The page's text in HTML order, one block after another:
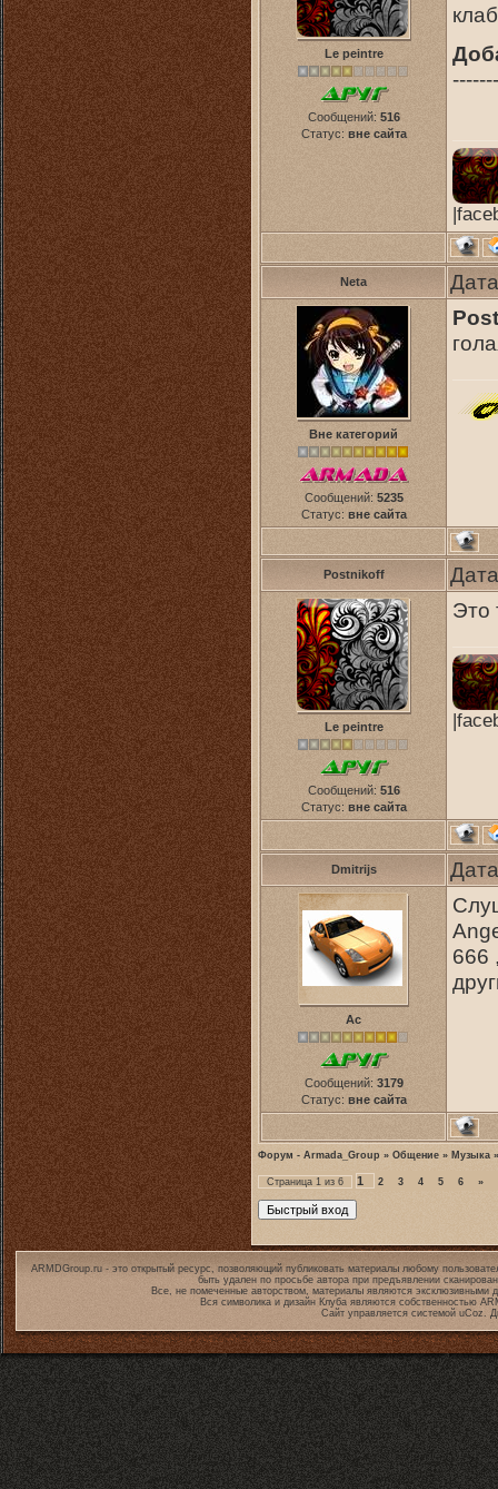
Le peintre
Сообщений: 516
Статус: вне сайта
Neta
Вне категорий
Сообщений: 5235
Статус: вне сайта
Postnikoff
Le peintre
Сообщений: 516
Статус: вне сайта
Это
Dmitrijs
Ас
Сообщений: 3179
Статус: вне сайта
666
Форум - Armada_Group » Общение » Музыка »
Страница 1 из 6 1 2 3 4 5 6 »
ARMDGroup.ru - это открытый ресурс, позволяющий публиковать материалы любому
быть удален по просьбе автора при предъявлении
Все, не помеченные авторством, материалы являются эксклюзивными
Вся символика и дизайн Клуба являются собственностью
Сайт управляется системой uCoz.